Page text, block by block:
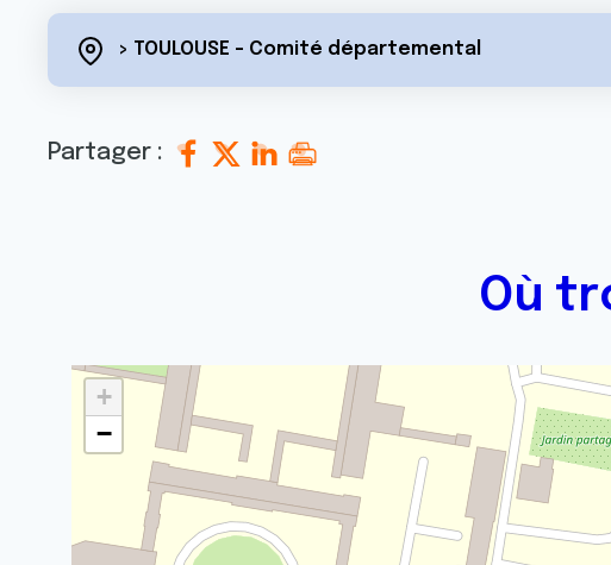
> TOULOUSE - Comité départemental
Partager :
Où
+
−